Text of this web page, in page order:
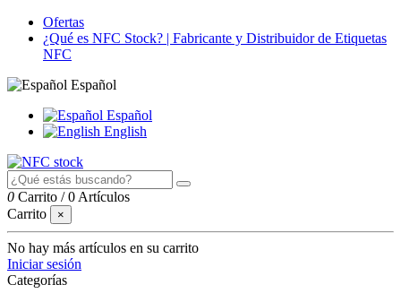
Ofertas
¿Qué es NFC Stock? | Fabricante y Distribuidor de Etiquetas
NFC
Español
Español
English
0 Carrito /0 Artículos
Carrito
×
No hay más artículos en su carrito
Iniciar sesión
Categorías